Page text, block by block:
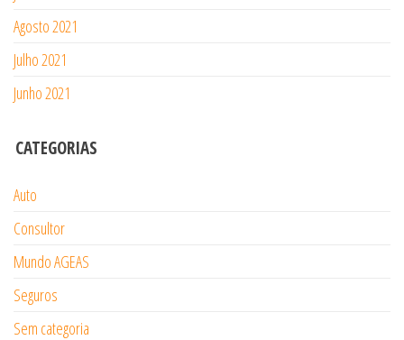
Agosto 2021
Julho 2021
Junho 2021
CATEGORIAS
Auto
Consultor
Mundo AGEAS
Seguros
Sem categoria